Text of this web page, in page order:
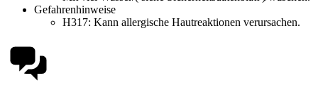
Gefahrenhinweise
H317: Kann allergische Hautreaktionen verursachen.